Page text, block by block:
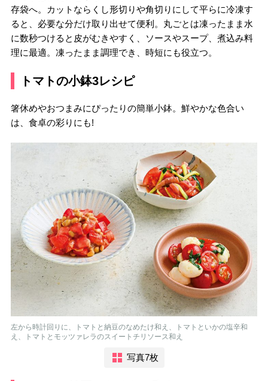
存袋へ。カットならくし形切りや角切りにして平らに冷凍す
ると、必要な分だけ取り出せて便利。丸ごとは凍ったまま水
に数秒つけると皮がむきやすく、ソースやスープ、煮込み料
理に最適。凍ったまま調理でき、時短にも役立つ。
トマトの小鉢3レシピ
箸休めやおつまみにぴったりの簡単小鉢。鮮やかな色合い
は、食卓の彩りにも!
左から時計回りに、トマトと納豆のなめたけ和え、トマトといかの塩辛和
え、トマトとモッツァレラのスイートチリソース和え
写真7枚